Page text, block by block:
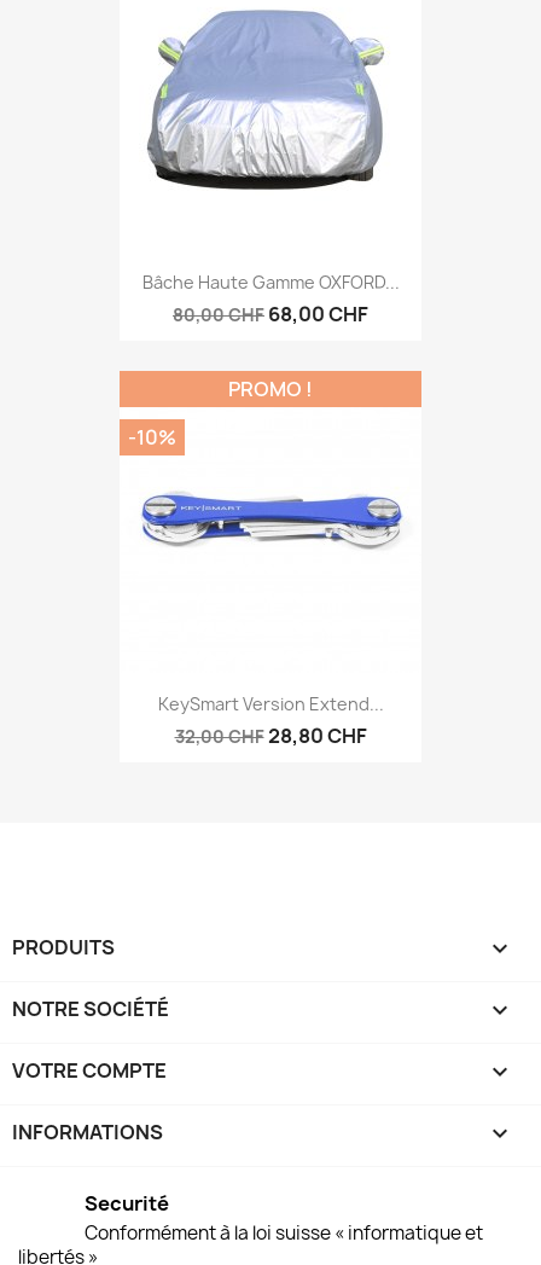
Bâche Haute Gamme OXFORD...
80,00 CHF 68,00 CHF
KeySmart Version Extend...
32,00 CHF28,80 CHF
PROMO !
-10%
PRODUITS 
NOTRE SOCIÉTÉ 
VOTRE COMPTE 
INFORMATIONS keyboard_arrow_down
Securité
Conformément à la loi suisse « informatique et
libertés »